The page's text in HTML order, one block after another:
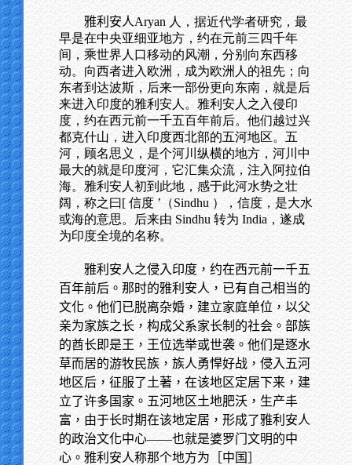
雅利安人Aryan 人，据近代学者研究，最
早是在中央亚细亚地方，约在元前三四千年
间，乘世界人口移动的风潮，分别向东西移
动。向西者进入欧洲，成为欧洲人的祖先；向
东者到达波斯，后来一部份更向东南，就是后
来进入印度的雅利安人。雅利安人之入侵印
度，约在西元前一千五百年前后。他们越过兴
都克什山，进入印度西北部的五河地区。五
河，顾名思义，是个河川纵横的地方，河川中
最大的就是印度河，它汇集众流，注入阿拉伯
海。雅利安人初到此地，感于此河水势之壮
阔，称之曰[ 信度 ’（Sindhu ），信度，是大水
或海的意思。后来由 Sindhu 转为 India，遂成
为印度全境的名称。
雅利安人之侵入印度，约在西元前一千五
百年前后。那时的雅利安人，已有自己相当的
文化。他们已脱离杂婚，建立家庭单位，以父
亲为家族之长，构成父系家长制的社会。部族
的酋长即是王，王位选举或世袭。他们是逐水
草而居的游牧民族，族人勇悍好战，侵入五河
地区后，征服了土著，在该地区定居下来，建
立了许多国家。五河地区土地肥沃，生产丰
富，由于长时期在该地定居，形成了雅利安人
的政治文化中心——也就是婆罗门文明的中
心。雅利安人称那个地方为［中国］